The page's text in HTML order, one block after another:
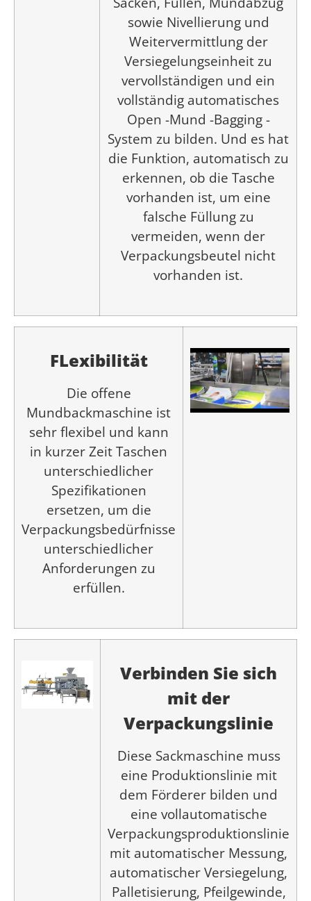
sowie Nivellierung und
Weitervermittlung der
Versiegelungseinheit zu
vervollständigen und ein
vollständig automatisches
Open -Mund -Bagging -
System zu bilden. Und es hat
die Funktion, automatisch zu
erkennen, ob die Tasche
vorhanden ist, um eine
falsche Füllung zu
vermeiden, wenn der
Verpackungsbeutel nicht
vorhanden ist.
FLexibilität
Die offene
Mundbackmaschine ist
sehr flexibel und kann
in kurzer Zeit Taschen
unterschiedlicher
Spezifikationen
ersetzen, um die
Verpackungsbedürfnisse
unterschiedlicher
Anforderungen zu
erfüllen.
Verbinden Sie sich
mit der
Verpackungslinie
Diese Sackmaschine muss
eine Produktionslinie mit
dem Förderer bilden und
eine vollautomatische
Verpackungsproduktionslinie
mit automatischer Messung,
automatischer Versiegelung,
Palletisierung, Pfeilgewinde,